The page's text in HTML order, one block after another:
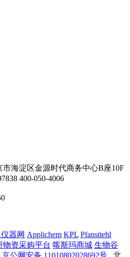
海淀区金源时代商务中心B座10F
400-050-4006
器网 Applichem KPL Pfanstiehl
物资采购平台 喀斯玛商城 生物谷